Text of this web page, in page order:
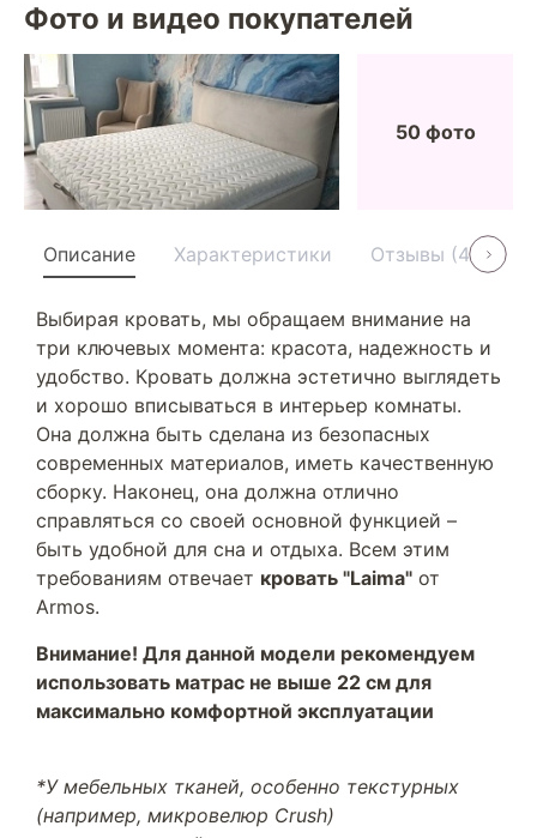
Фото и видео покупателей
50 фото
Описание Характеристики Отзывы (40)
Выбирая кровать, мы обращаем внимание на
три ключевых момента: красота, надежность и
удобство. Кровать должна эстетично выглядеть
и хорошо вписываться в интерьер комнаты.
Она должна быть сделана из безопасных
современных материалов, иметь качественную
сборку. Наконец, она должна отлично
справляться со своей основной функцией –
быть удобной для сна и отдыха. Всем этим
требованиям отвечает кровать "Laima" от
Armos.
Внимание! Для данной модели рекомендуем
использовать матрас не выше 22 см для
максимально комфортной эксплуатации
*У мебельных тканей, особенно текстурных
(например, микровелюр Crush)